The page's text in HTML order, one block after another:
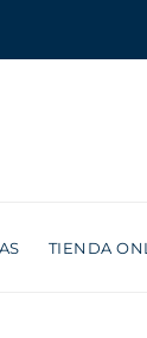
TIENDA